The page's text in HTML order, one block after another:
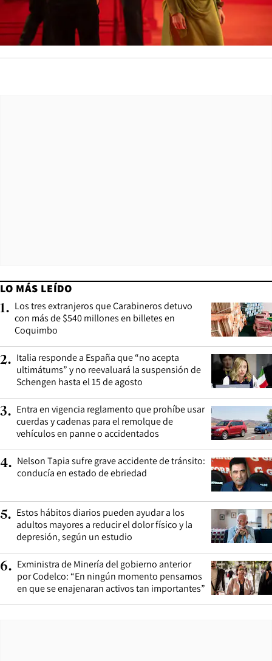
LO MÁS LEÍDO
1. Los tres extranjeros que Carabineros detuvo
con más de $540 millones en billetes en
Coquimbo
2. Italia responde a España que “no acepta
ultimátums” y no reevaluará la suspensión de
Schengen hasta el 15 de agosto
3. Entra en vigencia reglamento que prohíbe usar
cuerdas y cadenas para el remolque de
vehículos en panne o accidentados
4. Nelson Tapia sufre grave accidente de tránsito:
conducía en estado de ebriedad
5. Estos hábitos diarios pueden ayudar a los
adultos mayores a reducir el dolor físico y la
depresión, según un estudio
6. Exministra de Minería del gobierno anterior
por Codelco: “En ningún momento pensamos
en que se enajenaran activos tan importantes”